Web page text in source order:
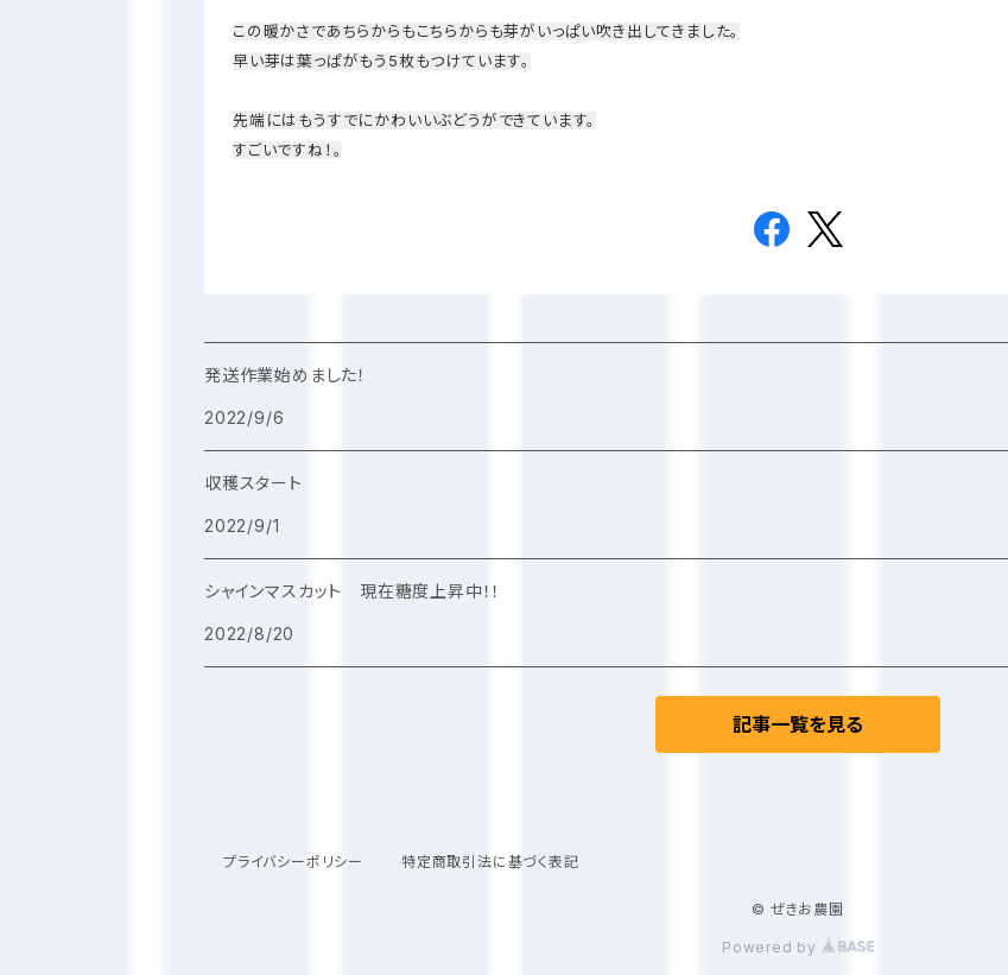
この暖かさであちらからもこちらからも芽がいっぱい吹き出してきました。
早い芽は葉っぱがもう5枚もつけています。
先端にはもうすでにかわいいぶどうができています。
すごいですね！。
発送作業始めました！
2022/9/6
収穫スタート
2022/9/1
シャインマスカット 現在糖度上昇中！！
2022/8/20
記事一覧を見る
プライバシーポリシー 特定商取引法に基づく表記
© ぜきお農園
Powered by